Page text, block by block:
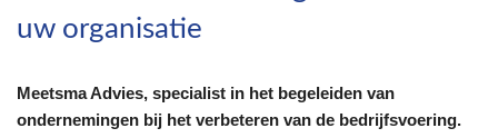
uw organisatie
Meetsma Advies, specialist in het begeleiden van
ondernemingen bij het verbeteren van de bedrijfsvoering.